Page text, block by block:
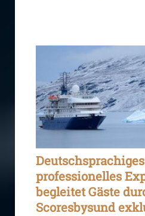
Deutschsprachiges
professionelles
begleitet Gäste
Scoresbysund